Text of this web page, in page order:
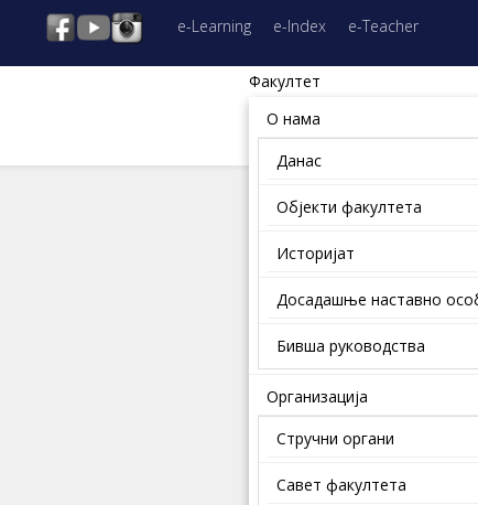
e-Learning e-Index e-Teacher
Факултет
О нама
Данас
Објекти факултета
Историјат
Досадашње наставно
Бивша руководства
Организација
Стручни органи
Савет факултета